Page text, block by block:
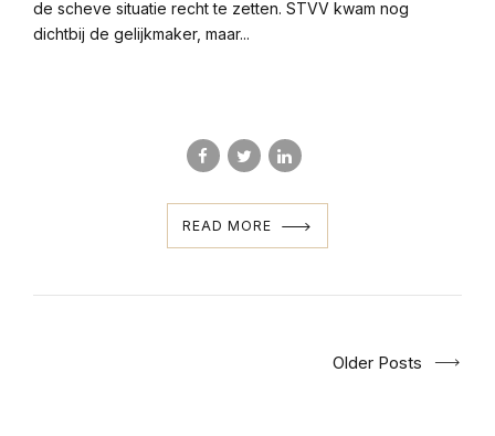
de scheve situatie recht te zetten. STVV kwam nog
dichtbij de gelijkmaker, maar...
READ MORE
Older Posts